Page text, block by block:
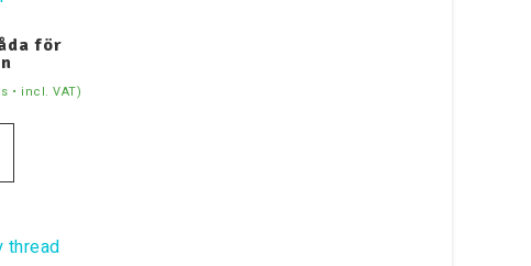
för
• incl. VAT)